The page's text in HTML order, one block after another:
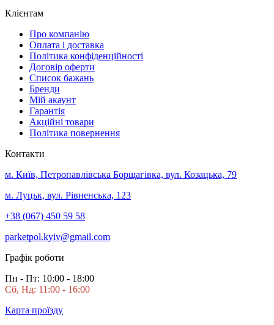
Клієнтам
Про компанію
Оплата і доставка
Політика конфіденційності
Договір оферти
Список бажань
Бренди
Мій акаунт
Гарантія
Акційні товари
Політика повернення
Контакти
м. Київ, Петропавлівська Борщагівка, вул. Козацька, 79
м. Луцьк, вул. Рівненська, 123
+38 (067) 450 59 58
parketpol.kyiv@gmail.com
Графік роботи
Пн - Пт: 10:00 - 18:00
Сб, Нд: 11:00 - 16:00
Карта проїзду